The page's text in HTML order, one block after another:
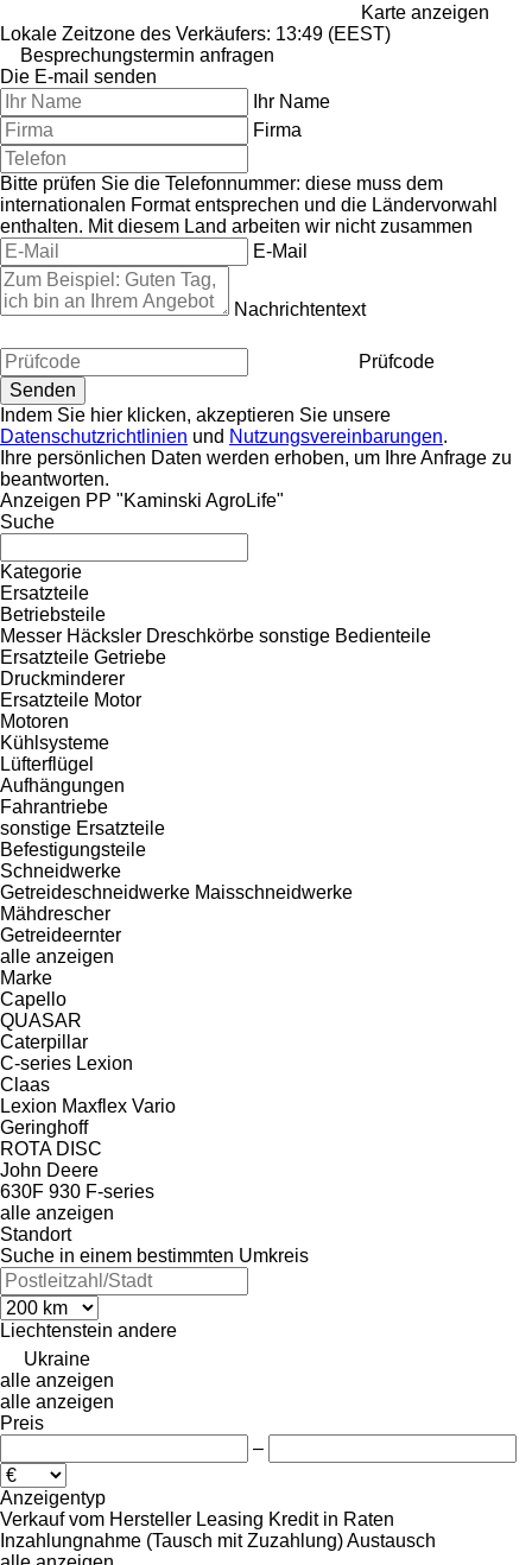
Karte anzeigen
Lokale Zeitzone des Verkäufers: 13:49 (EEST)
Besprechungstermin anfragen
Die E-mail senden
Ihr Name
Firma
Bitte prüfen Sie die Telefonnummer: diese muss dem
internationalen Format entsprechen und die Ländervorwahl
enthalten. Mit diesem Land arbeiten wir nicht zusammen
E-Mail
Nachrichtentext
Prüfcode
Indem Sie hier klicken, akzeptieren Sie unsere
Datenschutzrichtlinien und Nutzungsvereinbarungen.
Ihre persönlichen Daten werden erhoben, um Ihre Anfrage zu
beantworten.
Anzeigen PP "Kaminski AgroLife"
Suche
Kategorie
Ersatzteile
Betriebsteile
Messer Häcksler Dreschkörbe sonstige Bedienteile
Ersatzteile Getriebe
Druckminderer
Ersatzteile Motor
Motoren
Kühlsysteme
Lüfterflügel
Aufhängungen
Fahrantriebe
sonstige Ersatzteile
Befestigungsteile
Schneidwerke
Getreideschneidwerke Maisschneidwerke
Mähdrescher
Getreideernter
alle anzeigen
Marke
Capello
QUASAR
Caterpillar
C-series Lexion
Claas
Lexion Maxflex Vario
Geringhoff
ROTA DISC
John Deere
630F 930 F-series
alle anzeigen
Standort
Suche in einem bestimmten Umkreis
Liechtenstein andere
Ukraine
alle anzeigen
alle anzeigen
Preis
–
Anzeigentyp
Verkauf vom Hersteller Leasing Kredit in Raten
Inzahlungnahme (Tausch mit Zuzahlung)Austausch